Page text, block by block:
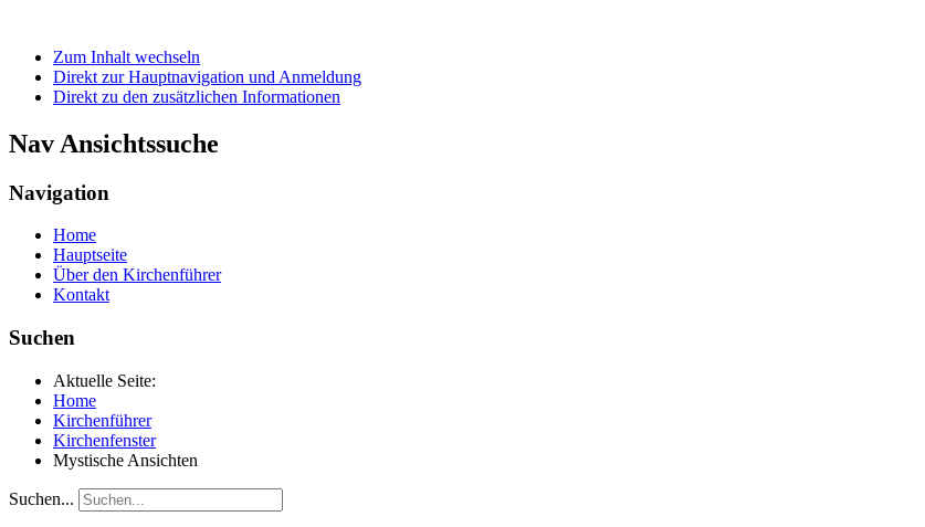
Zum Inhalt wechseln
Direkt zur Hauptnavigation und Anmeldung
Direkt zu den zusätzlichen Informationen
Nav Ansichtssuche
Navigation
Home
Hauptseite
Über den Kirchenführer
Kontakt
Suchen
Aktuelle Seite:
Home
Kirchenführer
Kirchenfenster
Mystische Ansichten
Suchen...